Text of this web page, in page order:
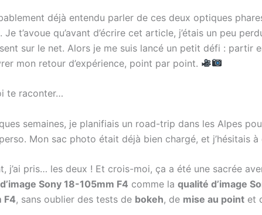
déjà entendu parler de ces deux optiques
. Je t’avoue qu’avant d’écrire cet article, j’étais un peu
sur le net. Alors je me suis lancé un petit défi : partir
mon retour d’expérience, point par point.
te raconter…
semaines, je planifiais un road-trip dans les Alpes
Mon sac photo était déjà bien chargé, et j’hésitais à
j’ai pris… les deux ! Et crois-moi, ça a été une sacrée
Sony 18-105mm F4 comme la qualité d’image
F4, sans oublier des tests de bokeh, de mise au point et